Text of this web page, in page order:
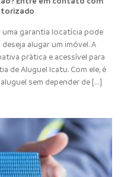
garantia locatícia pode
alugar um imóvel. A
prática e acessível para
de Aluguel Icatu. Com ele, é
sem depender de [...]